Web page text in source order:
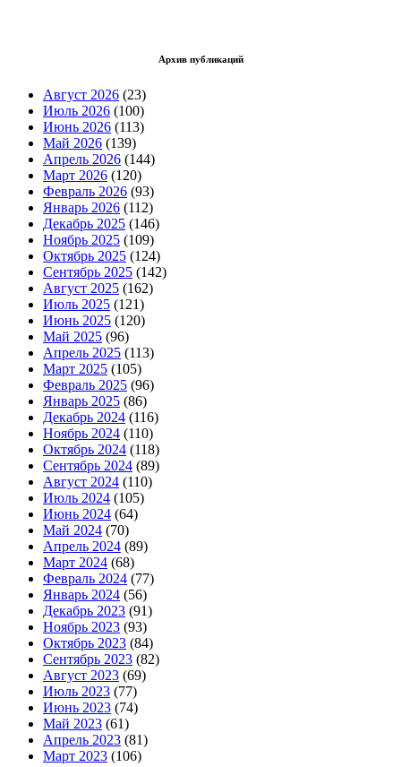
Архив публикаций
Август 2026 (23)
Июль 2026 (100)
Июнь 2026 (113)
Май 2026 (139)
Апрель 2026 (144)
Март 2026 (120)
Февраль 2026 (93)
Январь 2026 (112)
Декабрь 2025 (146)
Ноябрь 2025 (109)
Октябрь 2025 (124)
Сентябрь 2025 (142)
Август 2025 (162)
Июль 2025 (121)
Июнь 2025 (120)
Май 2025 (96)
Апрель 2025 (113)
Март 2025 (105)
Февраль 2025 (96)
Январь 2025 (86)
Декабрь 2024 (116)
Ноябрь 2024 (110)
Октябрь 2024 (118)
Сентябрь 2024 (89)
Август 2024 (110)
Июль 2024 (105)
Июнь 2024 (64)
Май 2024 (70)
Апрель 2024 (89)
Март 2024 (68)
Февраль 2024 (77)
Январь 2024 (56)
Декабрь 2023 (91)
Ноябрь 2023 (93)
Октябрь 2023 (84)
Сентябрь 2023 (82)
Август 2023 (69)
Июль 2023 (77)
Июнь 2023 (74)
Май 2023 (61)
Апрель 2023 (81)
Март 2023 (106)